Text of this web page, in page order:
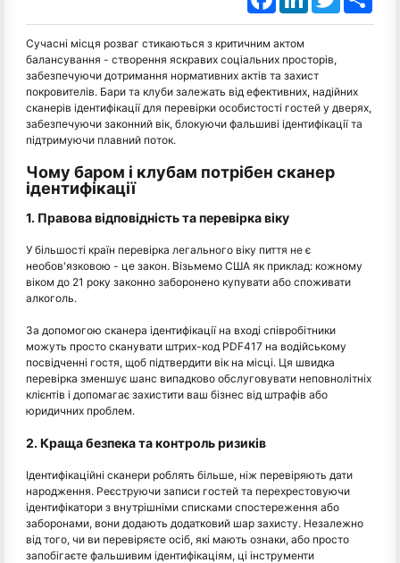
Сучасні місця розваг стикаються з критичним актом
балансування - створення яскравих соціальних просторів,
забезпечуючи дотримання нормативних актів та захист
покровителів. Бари та клуби залежать від ефективних, надійних
сканерів ідентифікації для перевірки особистості гостей у дверях,
забезпечуючи законний вік, блокуючи фальшиві ідентифікації та
підтримуючи плавний поток.
Чому баром і клубам потрібен сканер
ідентифікації
1. Правова відповідність та перевірка віку
У більшості країн перевірка легального віку пиття не є
необов'язковою - це закон. Візьмемо США як приклад: кожному
віком до 21 року законно заборонено купувати або споживати
алкоголь.
За допомогою сканера ідентифікації на вході співробітники
можуть просто сканувати штрих-код PDF417 на водійському
посвідченні гостя, щоб підтвердити вік на місці. Ця швидка
перевірка зменшує шанс випадково обслуговувати неповнолітніх
клієнтів і допомагає захистити ваш бізнес від штрафів або
юридичних проблем.
2. Краща безпека та контроль ризиків
Ідентифікаційні сканери роблять більше, ніж перевіряють дати
народження. Реєструючи записи гостей та перехрестовуючи
ідентифікатори з внутрішніми списками спостереження або
заборонами, вони додають додатковий шар захисту. Незалежно
від того, чи ви перевіряєте осіб, які мають ознаки, або просто
запобігаєте фальшивим ідентифікаціям, ці інструменти